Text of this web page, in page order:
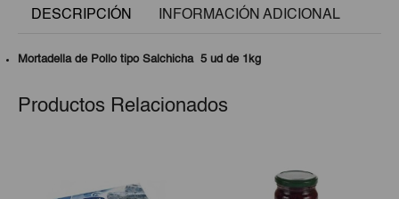
DESCRIPCIÓN INFORMACIÓN ADICIONAL
Mortadella de Pollo tipo Salchicha 5 ud de 1kg
Productos Relacionados